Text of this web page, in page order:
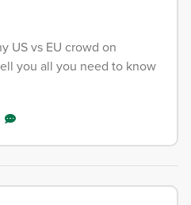
US vs EU crowd on
you all you need to know